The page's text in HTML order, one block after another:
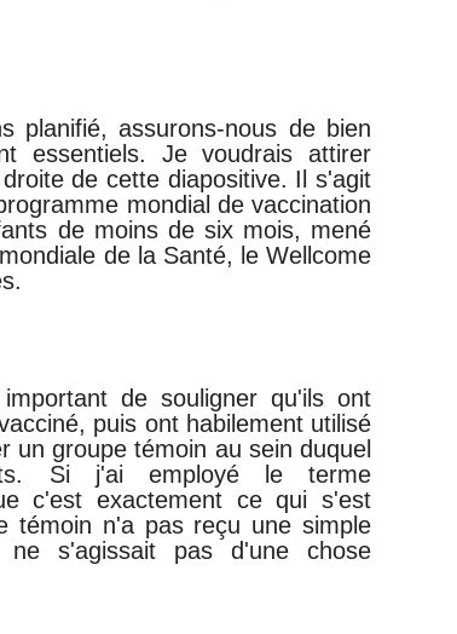
planifié, assurons-nous de bien
essentiels. Je voudrais attirer
de cette diapositive. Il s'agit
mondial de vaccination
de moins de six mois, mené
de la Santé, le Wellcome
de souligner qu'ils ont
puis ont habilement utilisé
un groupe témoin au sein duquel
Si j'ai employé le terme
c'est exactement ce qui s'est
témoin n'a pas reçu une simple
s'agissait pas d'une chose